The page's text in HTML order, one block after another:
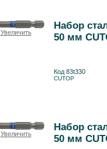
Увеличить
Набор
50 мм
Код 83t330
CUTOP
Увеличить
Набор
50 мм